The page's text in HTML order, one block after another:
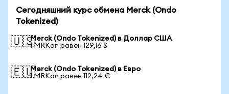
Сегодняшний курс обмена Merck (Ondo
Tokenized)
🇺🇸Merck (Ondo Tokenized) в Доллар США
1 MRKon равен 129,16 $
🇪🇺Merck (Ondo Tokenized) в Евро
1 MRKon равен 112,24 €